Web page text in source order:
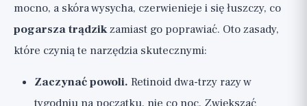
mocno, a skóra wysycha, czerwienieje i się łuszczy, co
pogarsza trądzikzamiast go poprawiać. Oto zasady,
które czynią te narzędzia skutecznymi:
Zaczynać powoli. Retinoid dwa-trzy razy w